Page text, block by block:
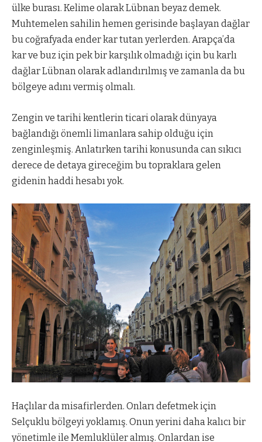
ülke burası. Kelime olarak Lübnan beyaz demek.
Muhtemelen sahilin hemen gerisinde başlayan dağlar
bu coğrafyada ender kar tutan yerlerden. Arapça’da
kar ve buz için pek bir karşılık olmadığı için bu karlı
dağlar Lübnan olarak adlandırılmış ve zamanla da bu
bölgeye adını vermiş olmalı.
Zengin ve tarihi kentlerin ticari olarak dünyaya
bağlandığı önemli limanlara sahip olduğu için
zenginleşmiş. Anlatırken tarihi konusunda can sıkıcı
derece de detaya gireceğim bu topraklara gelen
gidenin haddi hesabı yok.
Haçlılar da misafirlerden. Onları defetmek için
Selçuklu bölgeyi yoklamış. Onun yerini daha kalıcı bir
yönetimle ile Memluklüler almış. Onlardan ise